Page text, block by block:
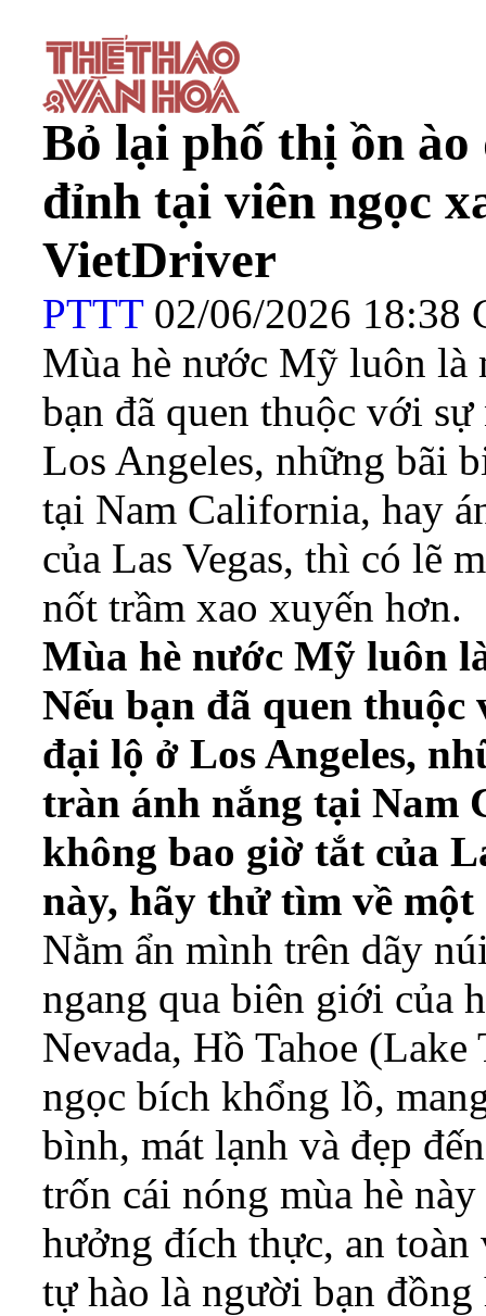
Bỏ lại phố thị ồn ào
đỉnh tại viên ngọc
VietDriver
PTTT 02/06/2026 18:38
Mùa hè nước Mỹ luôn là
bạn đã quen thuộc với
Los Angeles, những bãi
tại Nam California, hay
của Las Vegas, thì có lẽ
nốt trầm xao xuyến hơn.
Mùa hè nước Mỹ luôn
Nếu bạn đã quen
đại lộ ở Los Angeles,
tràn ánh nắng tại Nam
không bao giờ tắt của
này, hãy thử tìm về
Nằm ẩn mình trên dãy
ngang qua biên giới của
Nevada, Hồ Tahoe
ngọc bích khổng lồ,
bình, mát lạnh và đẹp
trốn cái nóng mùa hè
hưởng đích thực, an
tự hào là người bạn